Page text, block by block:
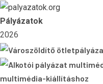
Skip
to
content
Pályázatok
2026
multimédia-kiállításhoz